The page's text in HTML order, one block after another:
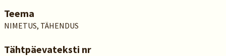
Teema
NIMETUS, TÄHENDUS
Tähtpäevateksti nr